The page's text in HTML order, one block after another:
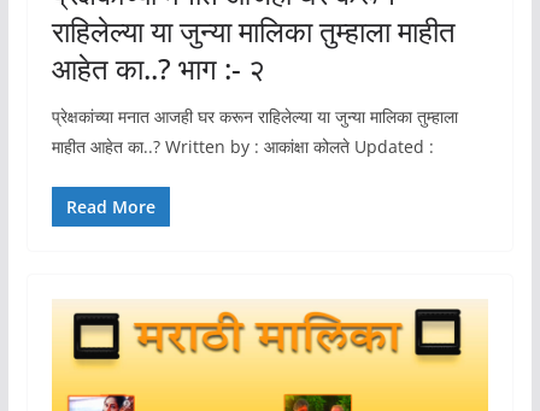
राहिलेल्या या जुन्या मालिका तुम्हाला माहीत
आहेत का..? भाग :- २
प्रेक्षकांच्या मनात आजही घर करून राहिलेल्या या जुन्या मालिका तुम्हाला
माहीत आहेत का..? Written by : आकांक्षा कोलते Updated :
Read More